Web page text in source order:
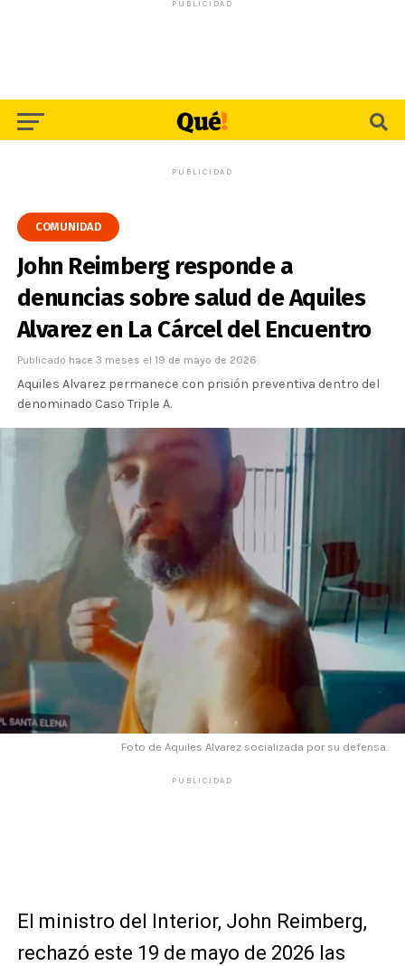
PUBLICIDAD
PUBLICIDAD
COMUNIDAD
John Reimberg responde a
denuncias sobre salud de Aquiles
Alvarez en La Cárcel del Encuentro
Publicado hace 3 meses el 19 de mayo de 2026
Aquiles Alvarez permanece con prisión preventiva dentro del
denominado Caso Triple A.
Foto de Aquiles Alvarez socializada por su defensa.
PUBLICIDAD
El ministro del Interior, John Reimberg,
rechazó este 19 de mayo de 2026 las